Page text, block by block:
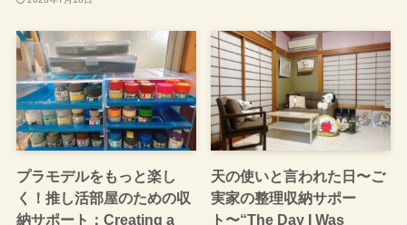
プラモデルをもっと楽し
く！推し活部屋のための収
納サポート：Creating a
天の使いと言われた日〜ご
実家の整理収納サポー
ト〜“The Day I Was